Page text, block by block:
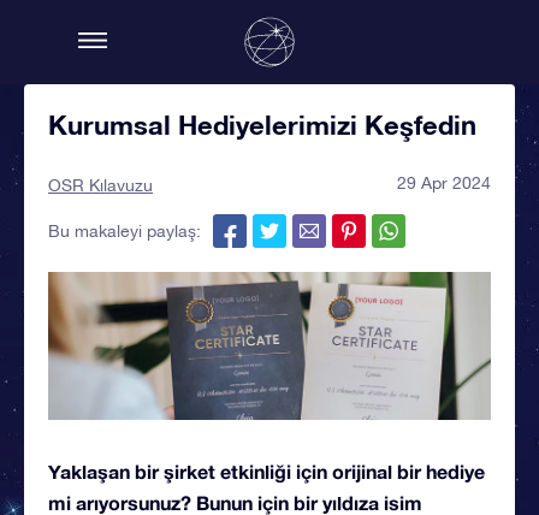
Kurumsal Hediyelerimizi Keşfedin
OSR Kılavuzu 29 Apr 2024
Bu makaleyi paylaş:
Yaklaşan bir şirket etkinliği için orijinal bir hediye
mi arıyorsunuz? Bunun için bir yıldıza isim